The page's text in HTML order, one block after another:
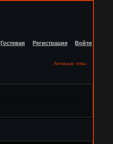
Гостевая Регистрация Войти
Активные темы